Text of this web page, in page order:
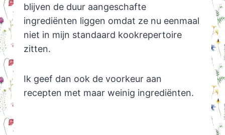
blijven de duur aangeschafte
ingrediënten liggen omdat ze nu eenmaal
niet in mijn standaard kookrepertoire
zitten.
Ik geef dan ook de voorkeur aan
recepten met maar weinig ingrediënten.